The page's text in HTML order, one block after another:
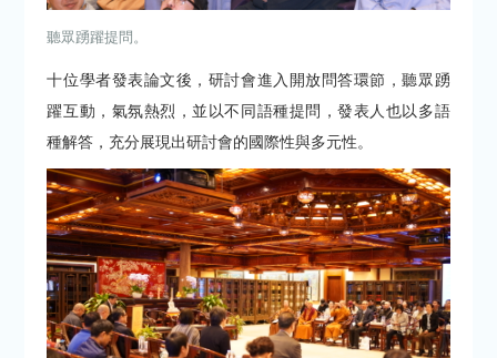
聽眾踴躍提問。
十位學者發表論文後，研討會進入開放問答環節，聽眾踴
躍互動，氣氛熱烈，並以不同語種提問，發表人也以多語
種解答，充分展現出研討會的國際性與多元性。